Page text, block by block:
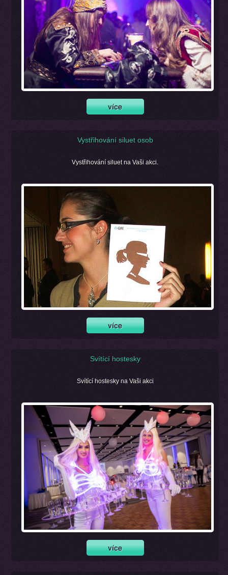
Vystřihování siluet osob
Vystřihování siluet na Vaši akci.
Svítící hostesky
Svítící hostesky na Vaši akci